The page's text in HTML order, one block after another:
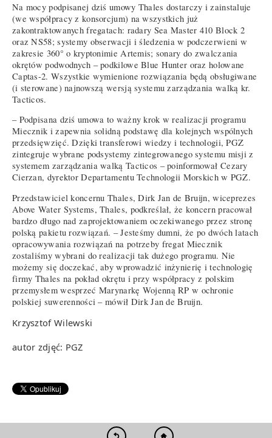
Na mocy podpisanej dziś umowy Thales dostarczy i zainstaluje
(we współpracy z konsorcjum) na wszystkich już
zakontraktowanych fregatach: radary Sea Master 410 Block 2
oraz NS58; systemy obserwacji i śledzenia w podczerwieni w
zakresie 360° o kryptonimie Artemis; sonary do zwalczania
okrętów podwodnych – podkilowe Blue Hunter oraz holowane
Captas-2. Wszystkie wymienione rozwiązania będą obsługiwane
(i sterowane) najnowszą wersją systemu zarządzania walką kr.
Tacticos.
– Podpisana dziś umowa to ważny krok w realizacji programu
Miecznik i zapewnia solidną podstawę dla kolejnych wspólnych
przedsięwzięć. Dzięki transferowi wiedzy i technologii, PGZ
zintegruje wybrane podsystemy zintegrowanego systemu misji z
systemem zarządzania walką Tacticos – poinformował Cezary
Cierzan, dyrektor Departamentu Technologii Morskich w PGZ.
Przedstawiciel koncernu Thales, Dirk Jan de Bruijn, wiceprezes
Above Water Systems, Thales, podkreślał, że koncern pracował
bardzo długo nad zaprojektowaniem oczekiwanego przez stronę
polską pakietu rozwiązań. – Jesteśmy dumni, że po dwóch latach
opracowywania rozwiązań na potrzeby fregat Miecznik
zostaliśmy wybrani do realizacji tak dużego programu. Nie
możemy się doczekać, aby wprowadzić inżynierię i technologię
firmy Thales na pokład okrętu i przy współpracy z polskim
przemysłem wesprzeć Marynarkę Wojenną RP w ochronie
polskiej suwerenności – mówił Dirk Jan de Bruijn.
Krzysztof Wilewski
autor zdjęć: PGZ